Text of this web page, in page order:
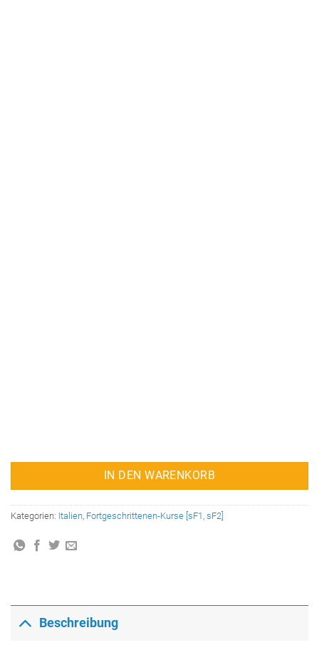
IN DEN WARENKORB
Kategorien: Italien, Fortgeschrittenen-Kurse [sF1, sF2]
Beschreibung